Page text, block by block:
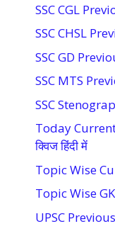
SSC CGL
SSC CHSL
SSC GD
SSC MTS
SSC
Today
क्विज हिंदी में
Topic Wise
Topic Wise
UPSC